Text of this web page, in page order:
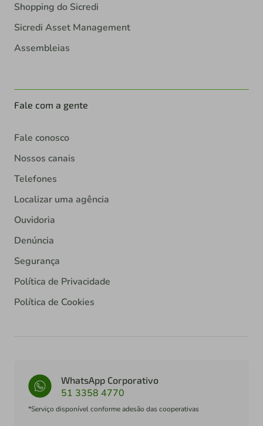
Shopping do Sicredi
Sicredi Asset Management
Assembleias
Fale com a gente
Fale conosco
Nossos canais
Telefones
Localizar uma agência
Ouvidoria
Denúncia
Segurança
Política de Privacidade
Política de Cookies
WhatsApp Corporativo
51 3358 4770
*Serviço disponível conforme adesão das cooperativas